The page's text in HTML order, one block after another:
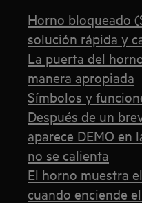
Horno bloqueado
solución rápida y
La puerta del
manera apropiada
Símbolos y
Después de un
aparece DEMO en
no se calienta
El horno muestra
cuando enciende